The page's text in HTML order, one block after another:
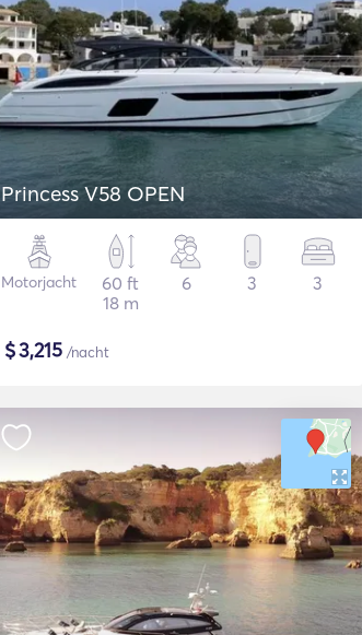
Princess V58 OPEN
Motorjacht
60 ft
18 m
6 3 3
$3,215 /nacht